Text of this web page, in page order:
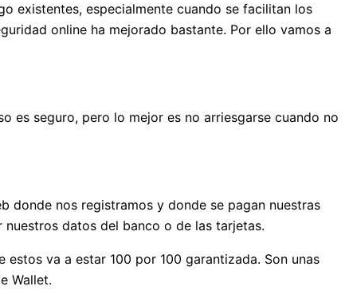
existentes, especialmente cuando se facilitan los
online ha mejorado bastante. Por ello vamos a
es seguro, pero lo mejor es no arriesgarse cuando no
donde nos registramos y donde se pagan nuestras
datos del banco o de las tarjetas.
va a estar 100 por 100 garantizada. Son unas
Wallet.